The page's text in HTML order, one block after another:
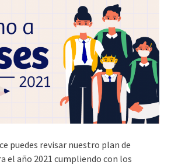
puedes revisar nuestro plan de
el año 2021 cumpliendo con los